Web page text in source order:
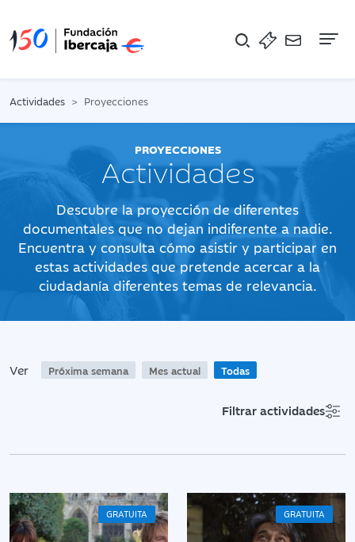
Actividades Proyecciones
PROYECCIONES
Actividades
Descubre la proyección de diferentes
documentales que no dejan indiferente a nadie.
Encuentra y consulta cómo asistir y participar en
estas actividades que pretende acercar a la
ciudadanía diferentes temas de relevancia.
Ver Próxima semana Mes actual Todas
Filtrar actividades
GRATUITA GRATUITA